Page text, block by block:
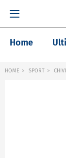
Home
HOME SPORT